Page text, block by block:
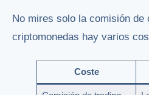
No mires solo la comisión de
criptomonedas hay varios
Coste